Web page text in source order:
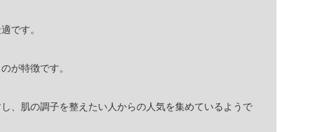
です。
が特徴です。
、肌の調子を整えたい人からの人気を集めているようで